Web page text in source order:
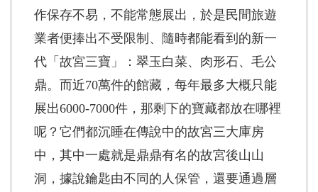
作保存不易，不能常態展出，於是民間旅遊
業者便捧出不受限制、隨時都能看到的新一
代「故宮三寶」：翠玉白菜、肉形石、毛公
鼎。而近70萬件的館藏，每年最多大概只能
展出6000-7000件，那剩下的寶藏都放在哪裡
呢？它們都沉睡在傳說中的故宮三大庫房
中，其中一處就是鼎鼎有名的故宮後山山
洞，據說鑰匙由不同的人保管，還要通過層